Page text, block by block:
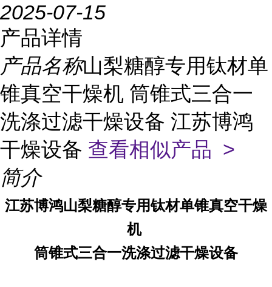
2025-07-15
产品详情
产品名称山梨糖醇专用钛材单
锥真空干燥机 筒锥式三合一
洗涤过滤干燥设备 江苏博鸿
干燥设备 查看相似产品 >
简介
江苏博鸿山梨糖醇专用钛材单锥真空干燥
机
筒锥式三合一洗涤过滤干燥设备